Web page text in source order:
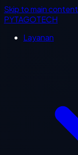
Skip to main content
PYTAGOTECH
Layanan